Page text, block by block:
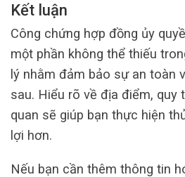
Kết luận
Công chứng hợp đồng ủy
một phần không thể thiếu
lý nhằm đảm bảo sự an toàn
sau. Hiểu rõ về địa điểm, quy
quan sẽ giúp bạn thực hiện
lợi hơn.
Nếu bạn cần thêm thông tin